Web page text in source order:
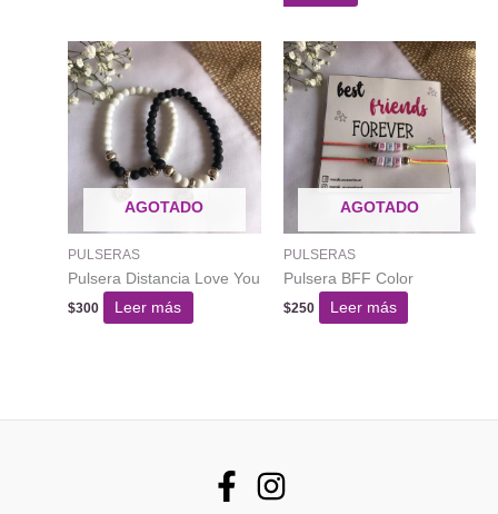
tiene
varias
variantes.
Las
opciones
se
pueden
elegir
en
página
del
AGOTADO
PULSERAS
Pulsera Distancia Love You
$300 Leer más
AGOTADO
PULSERAS
Pulsera BFF Color
$250 Leer más